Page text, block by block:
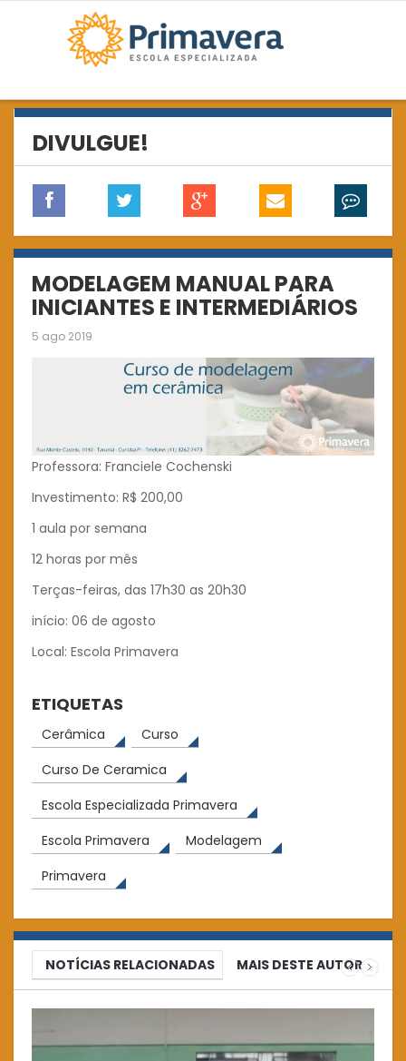
DIVULGUE!
MODELAGEM MANUAL PARA
INICIANTES E INTERMEDIÁRIOS
5 ago 2019
Professora: Franciele Cochenski
Investimento: R$ 200,00
1 aula por semana
12 horas por mês
Terças-feiras, das 17h30 as 20h30
início: 06 de agosto
Local: Escola Primavera
ETIQUETAS
Cerâmica
Curso
Curso De Ceramica
Escola Especializada Primavera
Escola Primavera
Modelagem
Primavera
NOTÍCIAS RELACIONADAS MAIS DESTE AUTOR